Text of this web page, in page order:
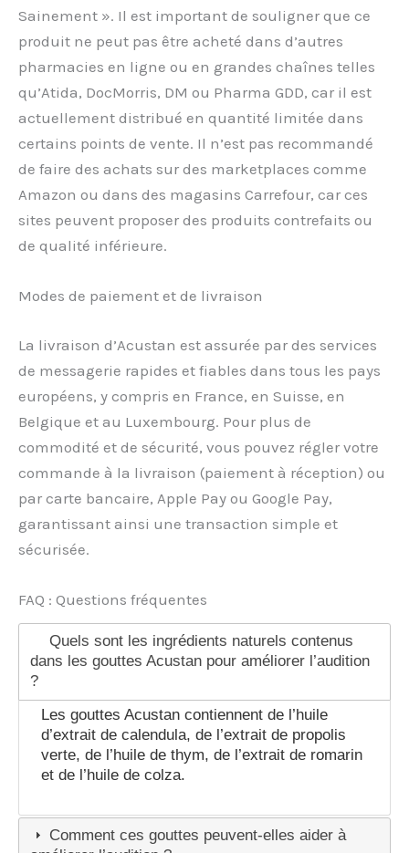
Sainement ». Il est important de souligner que ce
produit ne peut pas être acheté dans d’autres
pharmacies en ligne ou en grandes chaînes telles
qu’Atida, DocMorris, DM ou Pharma GDD, car il est
actuellement distribué en quantité limitée dans
certains points de vente. Il n’est pas recommandé
de faire des achats sur des marketplaces comme
Amazon ou dans des magasins Carrefour, car ces
sites peuvent proposer des produits contrefaits ou
de qualité inférieure.
Modes de paiement et de livraison
La livraison d’Acustan est assurée par des services
de messagerie rapides et fiables dans tous les pays
européens, y compris en France, en Suisse, en
Belgique et au Luxembourg. Pour plus de
commodité et de sécurité, vous pouvez régler votre
commande à la livraison (paiement à réception) ou
par carte bancaire, Apple Pay ou Google Pay,
garantissant ainsi une transaction simple et
sécurisée.
FAQ : Questions fréquentes
Quels sont les ingrédients naturels contenus
dans les gouttes Acustan pour améliorer l’audition
?
Les gouttes Acustan contiennent de l’huile
d’extrait de calendula, de l’extrait de propolis
verte, de l’huile de thym, de l’extrait de romarin
et de l’huile de colza.
Comment ces gouttes peuvent-elles aider à